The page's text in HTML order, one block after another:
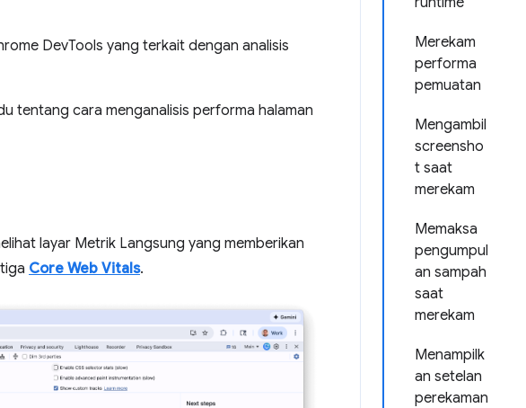
Merekam
performa
pemuatan
Mengambil
screensho
t saat
merekam
Memaksa
pengumpul
an sampah
saat
merekam
Menampilk
an setelan
perekaman
DevTools yang terkait dengan analisis
tentang cara menganalisis performa halaman
layar Metrik Langsung yang memberikan
Core Web Vitals.